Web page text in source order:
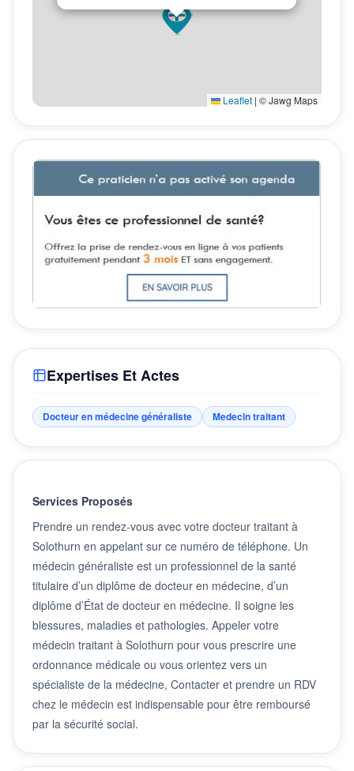
Expertises Et Actes
Docteur en médecine généraliste Medecin traitant
Services Proposés
Prendre un rendez-vous avec votre docteur traitant à
Solothurn en appelant sur ce numéro de téléphone. Un
médecin généraliste est un professionnel de la santé
titulaire d’un diplôme de docteur en médecine, d’un
diplôme d’État de docteur en médecine. Il soigne les
blessures, maladies et pathologies. Appeler votre
médecin traitant à Solothurn pour vous prescrire une
ordonnance médicale ou vous orientez vers un
spécialiste de la médecine, Contacter et prendre un RDV
chez le médecin est indispensable pour être remboursé
par la sécurité social.
Leaflet | © Jawg Maps